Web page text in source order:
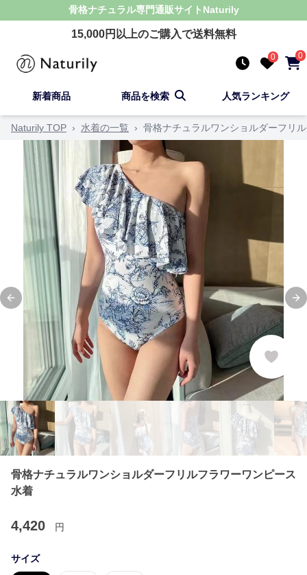
骨格ナチュラル専門通販サイト Naturily
15,000円以上のご購入で送料無料
0 0
新着商品 商品を検索 人気ランキング
Naturily TOP › 水着の一覧 › 骨格ナチュラルワンショルダーフリ
Previous slide
骨格ナチュラルワンショルダーフリルフラワーワンピース
水着
4,420 円
サイズ